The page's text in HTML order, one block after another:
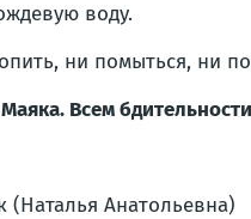
воду.
ни помыться, ни
Всем
(Наталья Анатольевна)